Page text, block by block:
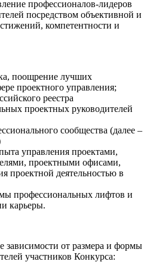
профессионалов-лидеров
посредством объективной и
компетентности и
поощрение лучших
проектного управления;
реестра
проектных руководителей
сообщества (далее –
управления проектами,
проектными офисами,
проектной деятельностью в
профессиональных лифтов и
карьеры.
зависимости от размера и формы
участников Конкурса: